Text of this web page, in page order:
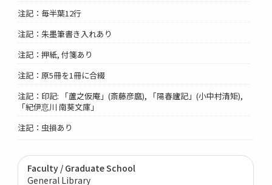
注記：毎半葉12行
注記：朱墨筆書き入れあり
注記：押紙, 付箋あり
注記：原5冊を1冊に合綴
注記：印記: 「蘆之仮庵」(斎藤彦麿), 「陽春廬記」(小中村清矩),
「紀伊恴川 南葵文庫」
注記：虫損あり
Faculty / Graduate School
General Library